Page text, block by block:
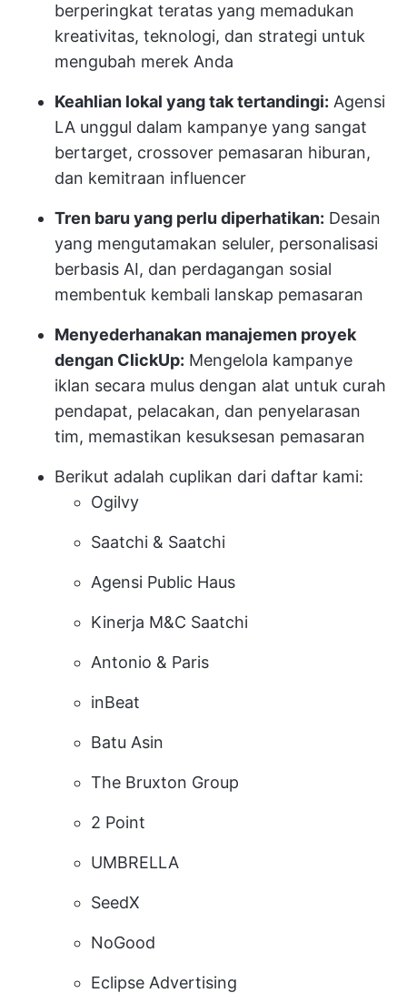
berperingkat teratas yang memadukan
kreativitas, teknologi, dan strategi untuk
mengubah merek Anda
Keahlian lokal yang tak tertandingi: Agensi
LA unggul dalam kampanye yang sangat
bertarget, crossover pemasaran hiburan,
dan kemitraan influencer
Tren baru yang perlu diperhatikan: Desain
yang mengutamakan seluler, personalisasi
berbasis AI, dan perdagangan sosial
membentuk kembali lanskap pemasaran
Menyederhanakan manajemen proyek
dengan ClickUp: Mengelola kampanye
iklan secara mulus dengan alat untuk curah
pendapat, pelacakan, dan penyelarasan
tim, memastikan kesuksesan pemasaran
Berikut adalah cuplikan dari daftar kami:
Ogilvy
Saatchi & Saatchi
Agensi Public Haus
Kinerja M&C Saatchi
Antonio & Paris
inBeat
Batu Asin
The Bruxton Group
2 Point
UMBRELLA
SeedX
NoGood
Eclipse Advertising